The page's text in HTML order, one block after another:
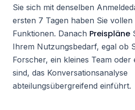
Sie sich mit denselben
ersten 7 Tagen haben Sie
Funktionen. Danach Preispläne
Ihrem Nutzungsbedarf, egal ob
Forscher, ein kleines Team oder
sind, das Konversationsanalyse
abteilungsübergreifend einführt.